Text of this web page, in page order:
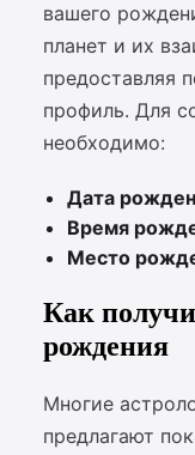
вашего
планет и их
предоставляя
профиль. Для
необходимо:
Дата
Время
Место
Как
рождения
Многие
предлагают